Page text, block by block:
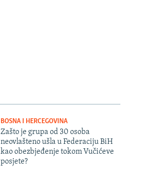
BOSNA I HERCEGOVINA
Zašto je grupa od 30 osoba
neovlašteno ušla u Federaciju BiH
kao obezbjeđenje tokom Vučićeve
posjete?